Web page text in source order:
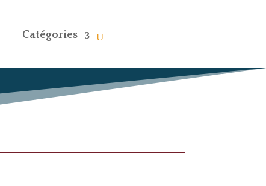
Catégories